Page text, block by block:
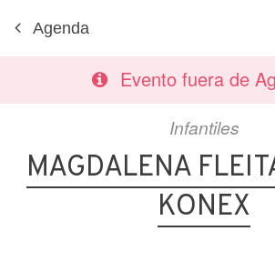
Agenda
Evento fuera de
Infantiles
MAGDALENA
KONEX